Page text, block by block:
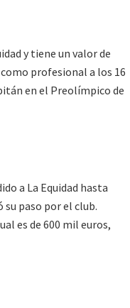
y tiene un valor de
profesional a los 16
en el Preolímpico de
a La Equidad hasta
su paso por el club.
es de 600 mil euros,